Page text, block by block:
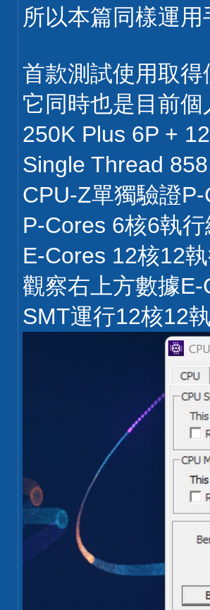
所以本篇同樣運
首款測試使用取
它同時也是目前
250K Plus 6P +
Single Thread
CPU-Z單獨驗證
P-Cores 6核6執
E-Cores 12核12
觀察右上方數據
SMT運行12核12